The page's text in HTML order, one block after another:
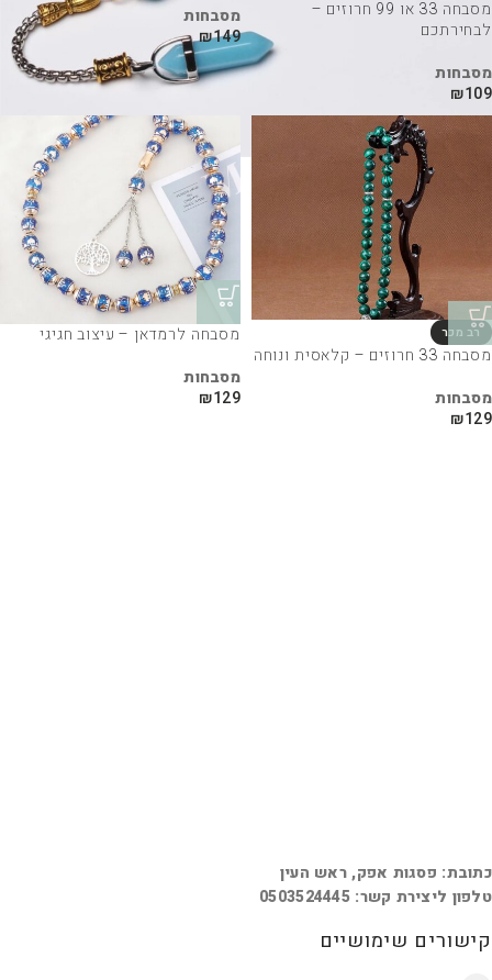
מסבחה 33 או 99 חרוזים –
לבחירתכם
מסבחות
₪109
מסבחות
₪149
מסבחה 33 חרוזים – קלאסית ונוחה
מסבחות
₪129
מסבחה לרמדאן – עיצוב חגיגי
מסבחות
₪129
כתובת: פסגות אפק, ראש העין
טלפון ליצירת קשר: 0503524445
קישורים שימושיים